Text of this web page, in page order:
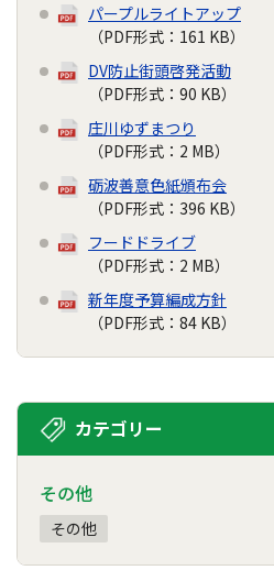
パープルライトアップ
（PDF形式：161 KB）
DV防止街頭啓発活動
（PDF形式：90 KB）
庄川ゆずまつり
（PDF形式：2 MB）
砺波善意色紙頒布会
（PDF形式：396 KB）
フードドライブ
（PDF形式：2 MB）
新年度予算編成方針
（PDF形式：84 KB）
カテゴリー
その他
その他